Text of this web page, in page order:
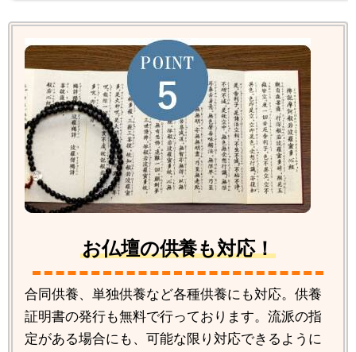
お仏壇の供養も対応！
合同供養、単独供養など各種供養にも対応。供養
証明書の発行も無料で行っております。流派の指
定がある場合にも、可能な限り対応できるように